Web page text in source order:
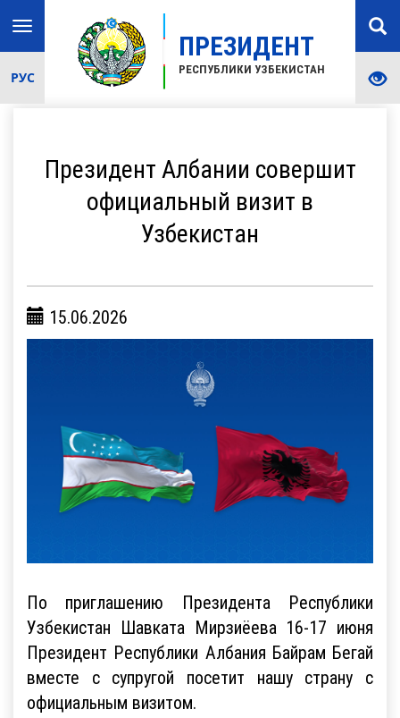
ПРЕЗИДЕНТ
РЕСПУБЛИКИ УЗБЕКИСТАН
Toggle
navigation
РУС
Президент Албании совершит
официальный визит в
Узбекистан
15.06.2026
По приглашению Президента Республики
Узбекистан Шавката Мирзиёева 16-17 июня
Президент Республики Албания Байрам Бегай
вместе с супругой посетит нашу страну с
официальным визитом.